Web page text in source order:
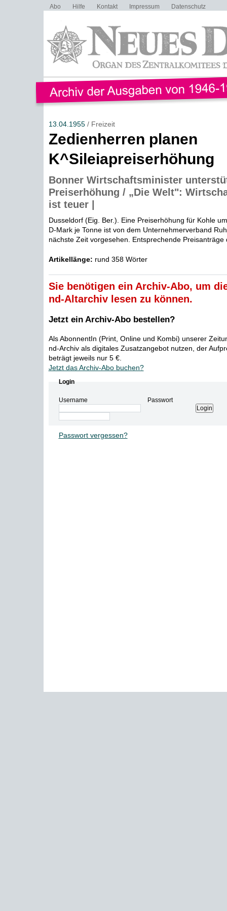
Abo Hilfe Kontakt Impressum Datenschutz
13.04.1955/ Freizeit
Zedienherren planen
K^Sileiapreiserhöhung
Bonner Wirtschaftsminister
Preiserhöhung / „Die Welt":
ist teuer |
Dusseldorf (Eig. Ber.). Eine Preiserhöhung für Kohle
D-Mark je Tonne ist von dem Unternehmerverband
nächste Zeit vorgesehen. Entsprechende Preisanträge
Artikellänge: rund 358 Wörter
Sie benötigen ein Archiv-Abo, um
nd-Altarchiv lesen zu können.
Jetzt ein Archiv-Abo bestellen?
Als AbonnentIn (Print, Online und Kombi) unserer
nd-Archiv als digitales Zusatzangebot nutzen, der
beträgt jeweils nur 5 €.
Jetzt das Archiv-Abo buchen?
Login
Username Passwort
Passwort vergessen?